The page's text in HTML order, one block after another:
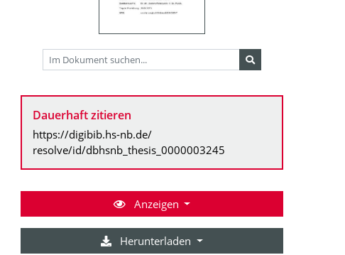
Dauerhaft zitieren
https://digibib.hs-nb.de/
resolve/id/dbhsnb_thesis_0000003245
Anzeigen
Herunterladen